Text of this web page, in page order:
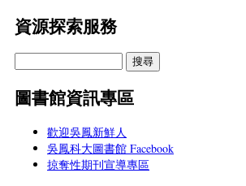
資源探索服務
圖書館資訊專區
歡迎吳鳳新鮮人
吳鳳科大圖書館 Facebook
掠奪性期刊宣導專區